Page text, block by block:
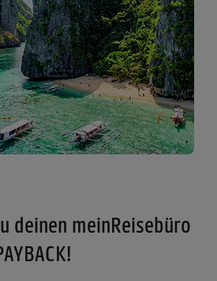
deinen meinReisebüro